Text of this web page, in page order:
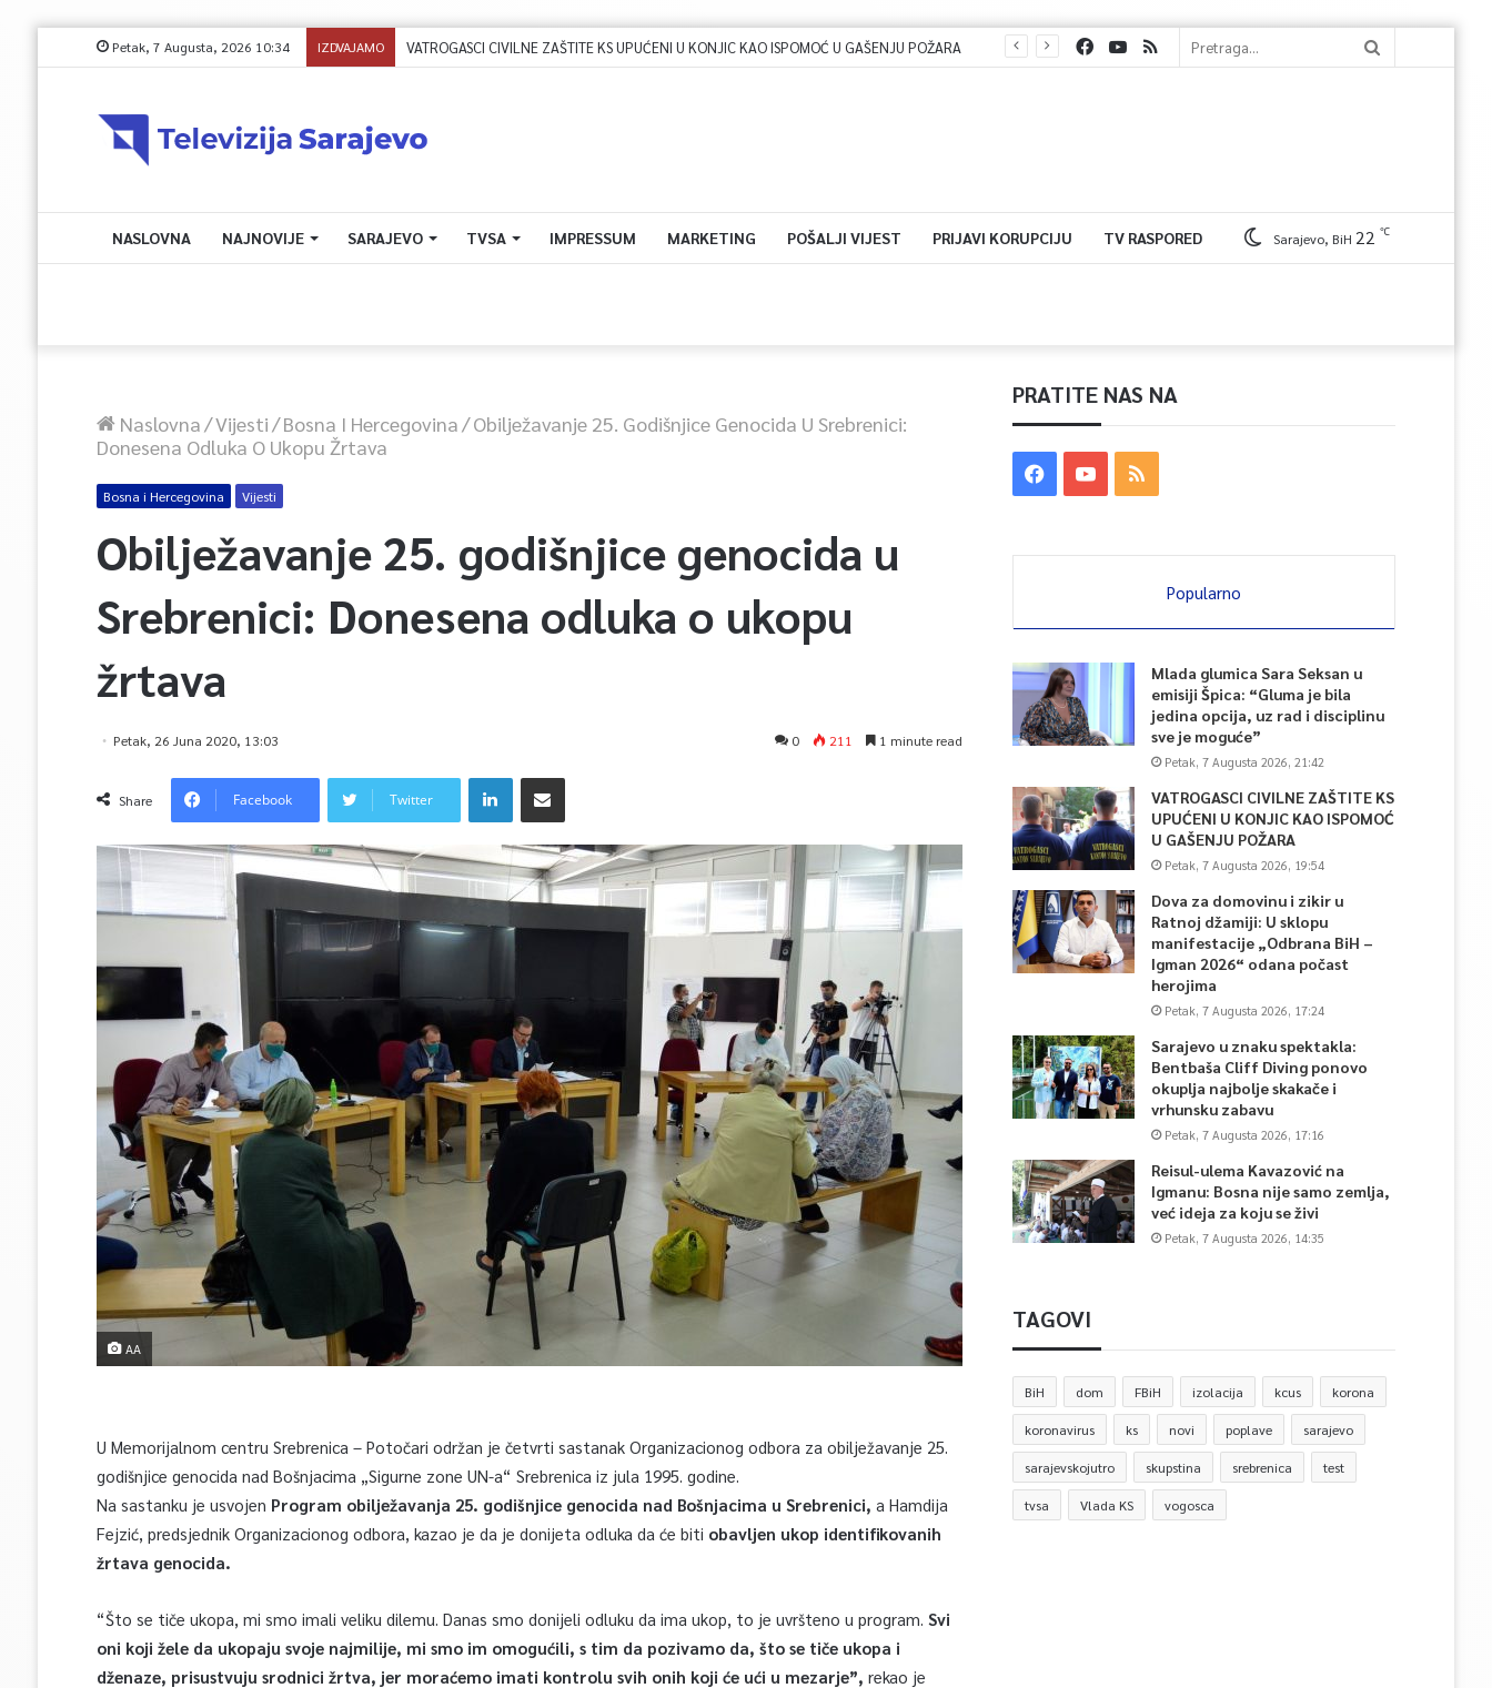
Petak, 7 Augusta, 2026 10:34 IZDVAJAMO
NASLOVNA NAJNOVIJE SARAJEVO TVSA IMPRESSUM MARKETING POŠALJI VIJEST PRIJAVI KORUPCIJU TV RASPORED Sarajevo, BiH 22 ℃
Naslovna/Vijesti/Bosna I Hercegovina/Obilježavanje 25. Godišnjice Genocida U Srebrenici:
Donesena Odluka O Ukopu Žrtava
Bosna i Hercegovina Vijesti
Obilježavanje 25. godišnjice genocida u
Srebrenici: Donesena odluka o ukopu
žrtava
Petak, 26 Juna 2020, 13:03 0 211 1 minute read
Share Facebook Twitter
AA
U Memorijalnom centru Srebrenica – Potočari održan je četvrti sastanak Organizacionog odbora za obilježavanje 25.
godišnjice genocida nad Bošnjacima „Sigurne zone UN-a“ Srebrenica iz jula 1995. godine.
Na sastanku je usvojen Program obilježavanja 25. godišnjice genocida nad Bošnjacima u Srebrenici, a Hamdija
Fejzić, predsjednik Organizacionog odbora, kazao je da je donijeta odluka da će biti obavljen ukop identifikovanih
žrtava genocida.
“Što se tiče ukopa, mi smo imali veliku dilemu. Danas smo donijeli odluku da ima ukop, to je uvršteno u program. Svi
oni koji žele da ukopaju svoje najmilije, mi smo im omogućili, s tim da pozivamo da, što se tiče ukopa i
dženaze, prisustvuju srodnici žrtva, jer moraćemo imati kontrolu svih onih koji će ući u mezarje”, rekao je
PRATITE NAS NA
Popularno
Mlada glumica Sara Seksan u
emisiji Špica: “Gluma je bila
jedina opcija, uz rad i disciplinu
sve je moguće”
Petak, 7 Augusta 2026, 21:42
VATROGASCI CIVILNE ZAŠTITE KS
UPUĆENI U KONJIC KAO ISPOMOĆ
U GAŠENJU POŽARA
Petak, 7 Augusta 2026, 19:54
Dova za domovinu i zikir u
Ratnoj džamiji: U sklopu
manifestacije „Odbrana BiH –
Igman 2026“ odana počast
herojima
Petak, 7 Augusta 2026, 17:24
Sarajevo u znaku spektakla:
Bentbaša Cliff Diving ponovo
okuplja najbolje skakače i
vrhunsku zabavu
Petak, 7 Augusta 2026, 17:16
Reisul-ulema Kavazović na
Igmanu: Bosna nije samo zemlja,
već ideja za koju se živi
Petak, 7 Augusta 2026, 14:35
TAGOVI
BiH dom FBiH izolacija kcus korona
koronavirus ks novi poplave sarajevo
sarajevskojutro skupstina srebrenica test
tvsa Vlada KS vogosca